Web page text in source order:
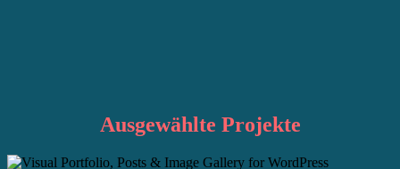
Ausgewählte Projekte